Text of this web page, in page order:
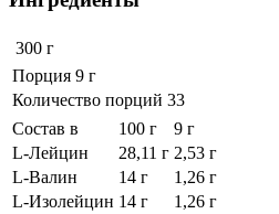
300 г
Порция 9 г
Количество порций 33
Состав в
100 г
9 г
L-Лейцин
28,11 г 2,53 г
L-Валин
14 г
1,26 г
L-Изолейцин 14 г
1,26 г